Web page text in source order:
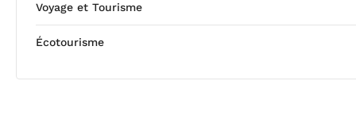
Voyage et Tourisme
Écotourisme